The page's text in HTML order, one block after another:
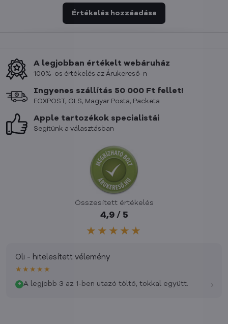
Értékelés hozzáadása
A legjobban értékelt webáruház
100%-os értékelés az Árukereső-n
Ingyenes szállítás 50 000 Ft fellet!
FOXPOST, GLS, Magyar Posta, Packeta
Apple tartozékok specialistái
Segítünk a választásban
Összesített értékelés
4,9 / 5
★★★★★
Oli - hitelesített vélemény
★★★★★
+ A legjobb 3 az 1-ben utazó töltő, tokkal együtt. ›